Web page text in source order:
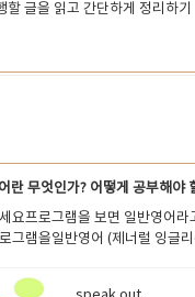
할 글을 읽고 간단하게 정리하기
란 무엇인가? 어떻게 공부해야
요프로그램을 보면 일반영어
그램을일반영어 (제너럴 잉글
읽는 속도가 증가하고 올바로